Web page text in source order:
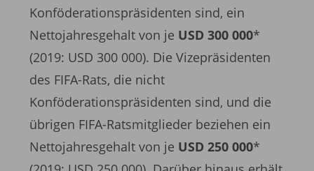
Konföderationspräsidenten sind, ein
Nettojahresgehalt von je USD 300 000*
(2019: USD 300 000). Die Vizepräsidenten
des FIFA-Rats, die nicht
Konföderationspräsidenten sind, und die
übrigen FIFA-Ratsmitglieder beziehen ein
Nettojahresgehalt von je USD 250 000*